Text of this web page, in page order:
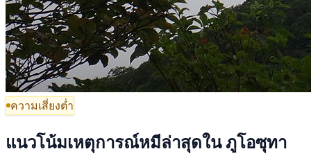
ความเสี่ยงต่ำ
แนวโน้มเหตุการณ์หมีล่าสุดใน ภูโอซุทา